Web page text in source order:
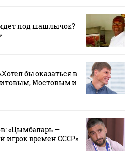
под шашлычок?
бы оказаться в
Мостовым и
«Цымбаларь —
игрок времен СССР»